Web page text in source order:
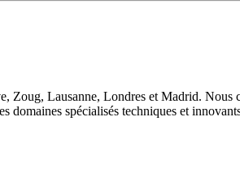
Zoug, Lausanne, Londres et Madrid.
spécialisés techniques et